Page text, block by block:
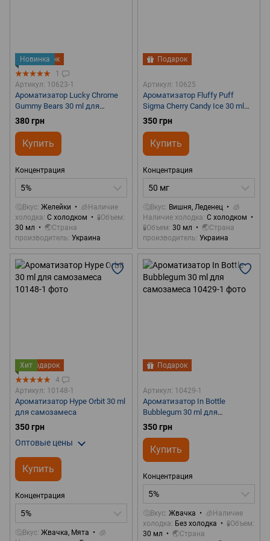
Подарок
Новинка
1
Артикул: 10623-1
Ароматизатор Lucky Chrome
Gummy Bears 30 ml для
самозамеса
380 грн
Купить
Концентрация
5%
🤔Вкус Желейки
🧊Наличие
холодка С холодком
🧪Объем
30 мл
🌏Страна
производитель Украина
Подарок
Артикул: 10625
Ароматизатор Fluffy Puff
Sigma Cherry Candy Ice 30 ml
для самозамеса
350 грн
Купить
Концентрация
50 мг
🤔Вкус Вишня, Леденец
🧊
Наличие холодка С холодком
🧪Объем 30 мл
🌏Страна
производитель Украина
Подарок
Хит
4
Артикул: 10148-1
Ароматизатор Hype Orbit 30 ml
для самозамеса
350 грн
Оптовые цены
Купить
Концентрация
5%
🤔Вкус Жвачка, Мята
🧊
Подарок
Артикул: 10429-1
Ароматизатор In Bottle
Bubblegum 30 ml для
самозамеса
350 грн
Купить
Концентрация
5%
🤔Вкус Жвачка
🧊Наличие
холодка
Без холодка
🧪Объем
30 мл
🌏Страна